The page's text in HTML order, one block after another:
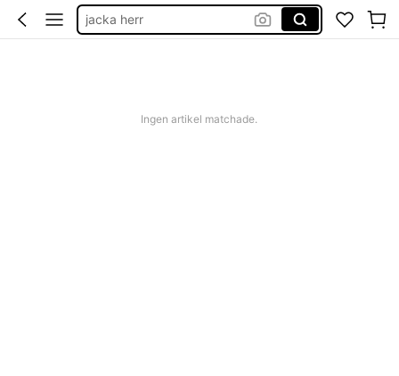
jacka herr
Ingen artikel matchade.